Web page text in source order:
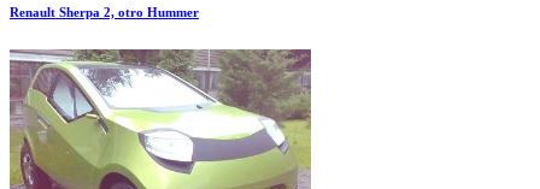
Renault Sherpa 2, otro Hummer